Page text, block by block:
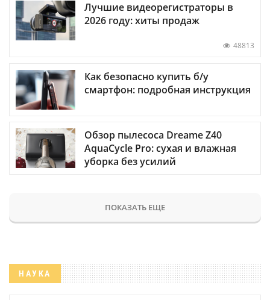
Лучшие видеорегистраторы в
2026 году: хиты продаж
48813
Как безопасно купить б/у
смартфон: подробная инструкция
Обзор пылесоса Dreame Z40
AquaCycle Pro: сухая и влажная
уборка без усилий
ПОКАЗАТЬ ЕЩЕ
НАУКА